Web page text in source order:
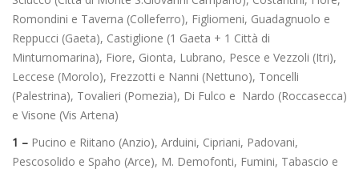
Romondini e Taverna (Colleferro), Figliomeni, Guadagnuolo e
Reppucci (Gaeta), Castiglione (1 Gaeta + 1 Città di
Minturnomarina), Fiore, Gionta, Lubrano, Pesce e Vezzoli (Itri),
Leccese (Morolo), Frezzotti e Nanni (Nettuno), Toncelli
(Palestrina), Tovalieri (Pomezia), Di Fulco e Nardo (Roccasecca)
e Visone (Vis Artena)
1 – Pucino e Riitano (Anzio), Arduini, Cipriani, Padovani,
Pescosolido e Spaho (Arce), M. Demofonti, Fumini, Tabascio e